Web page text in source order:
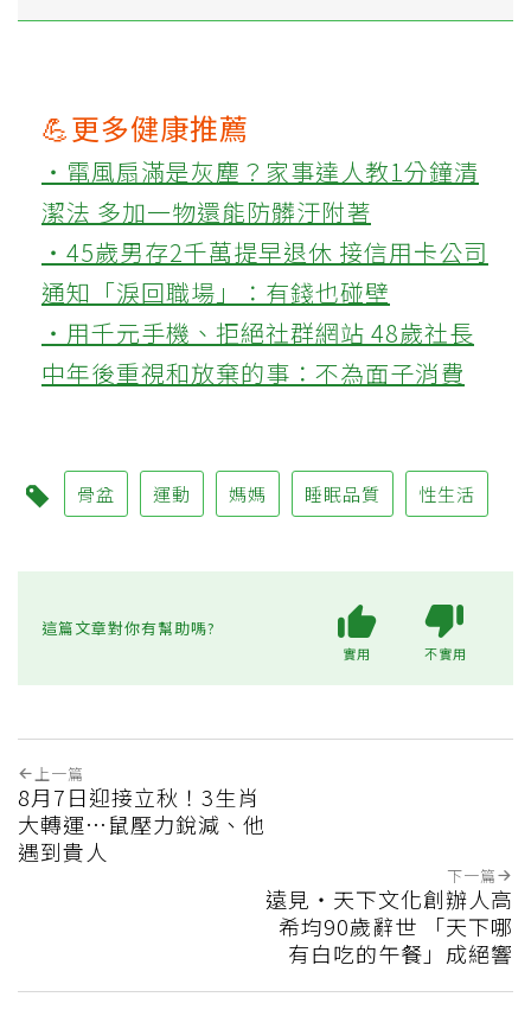
💪更多健康推薦
‧電風扇滿是灰塵？家事達人教1分鐘清
潔法 多加一物還能防髒汙附著
‧45歲男存2千萬提早退休 接信用卡公司
通知「淚回職場」：有錢也碰壁
‧用千元手機、拒絕社群網站 48歲社長
中年後重視和放棄的事：不為面子消費
骨盆 運動 媽媽 睡眠品質 性生活
這篇文章對你有幫助嗎?
實用 不實用
上一篇
8月7日迎接立秋！3生肖
大轉運…鼠壓力銳減、他
遇到貴人
下一篇
遠見‧天下文化創辦人高
希均90歲辭世 「天下哪
有白吃的午餐」成絕響